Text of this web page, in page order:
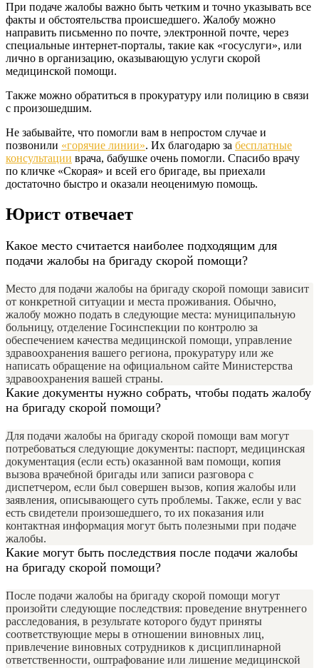
При подаче жалобы важно быть четким и точно указывать все
факты и обстоятельства происшедшего. Жалобу можно
направить письменно по почте, электронной почте, через
специальные интернет-порталы, такие как «госуслуги», или
лично в организацию, оказывающую услуги скорой
медицинской помощи.
Также можно обратиться в прокуратуру или полицию в связи
с произошедшим.
Не забывайте, что помогли вам в непростом случае и
позвонили «горячие линии». Их благодарю за бесплатные
консультации врача, бабушке очень помогли. Спасибо врачу
по кличке «Скорая» и всей его бригаде, вы приехали
достаточно быстро и оказали неоценимую помощь.
Юрист отвечает
Какое место считается наиболее подходящим для
подачи жалобы на бригаду скорой помощи?
Место для подачи жалобы на бригаду скорой помощи зависит
от конкретной ситуации и места проживания. Обычно,
жалобу можно подать в следующие места: муниципальную
больницу, отделение Госинспекции по контролю за
обеспечением качества медицинской помощи, управление
здравоохранения вашего региона, прокуратуру или же
написать обращение на официальном сайте Министерства
здравоохранения вашей страны.
Какие документы нужно собрать, чтобы подать жалобу
на бригаду скорой помощи?
Для подачи жалобы на бригаду скорой помощи вам могут
потребоваться следующие документы: паспорт, медицинская
документация (если есть) оказанной вам помощи, копия
вызова врачебной бригады или записи разговора с
диспетчером, если был совершен вызов, копия жалобы или
заявления, описывающего суть проблемы. Также, если у вас
есть свидетели произошедшего, то их показания или
контактная информация могут быть полезными при подаче
жалобы.
Какие могут быть последствия после подачи жалобы
на бригаду скорой помощи?
После подачи жалобы на бригаду скорой помощи могут
произойти следующие последствия: проведение внутреннего
расследования, в результате которого будут приняты
соответствующие меры в отношении виновных лиц,
привлечение виновных сотрудников к дисциплинарной
ответственности, оштрафование или лишение медицинской